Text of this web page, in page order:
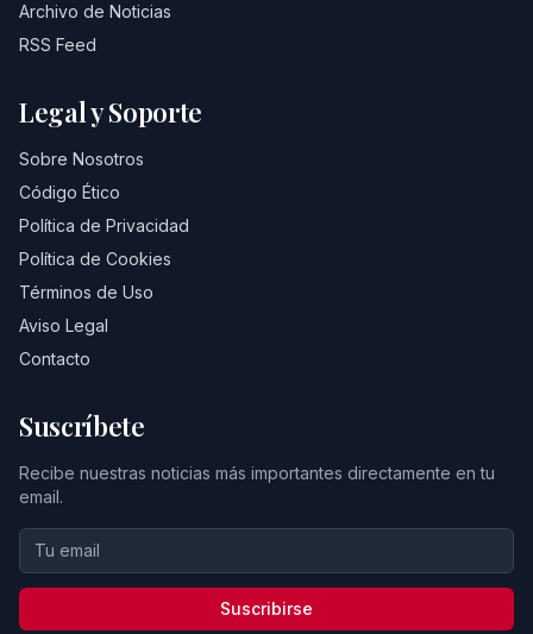
Archivo de Noticias
RSS Feed
Legal y Soporte
Sobre Nosotros
Código Ético
Política de Privacidad
Política de Cookies
Términos de Uso
Aviso Legal
Contacto
Suscríbete
Recibe nuestras noticias más importantes directamente en tu
email.
Suscribirse